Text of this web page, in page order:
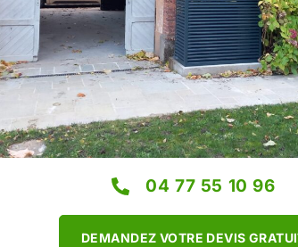
04 77 55 10 96
DEMANDEZ VOTRE DEVIS